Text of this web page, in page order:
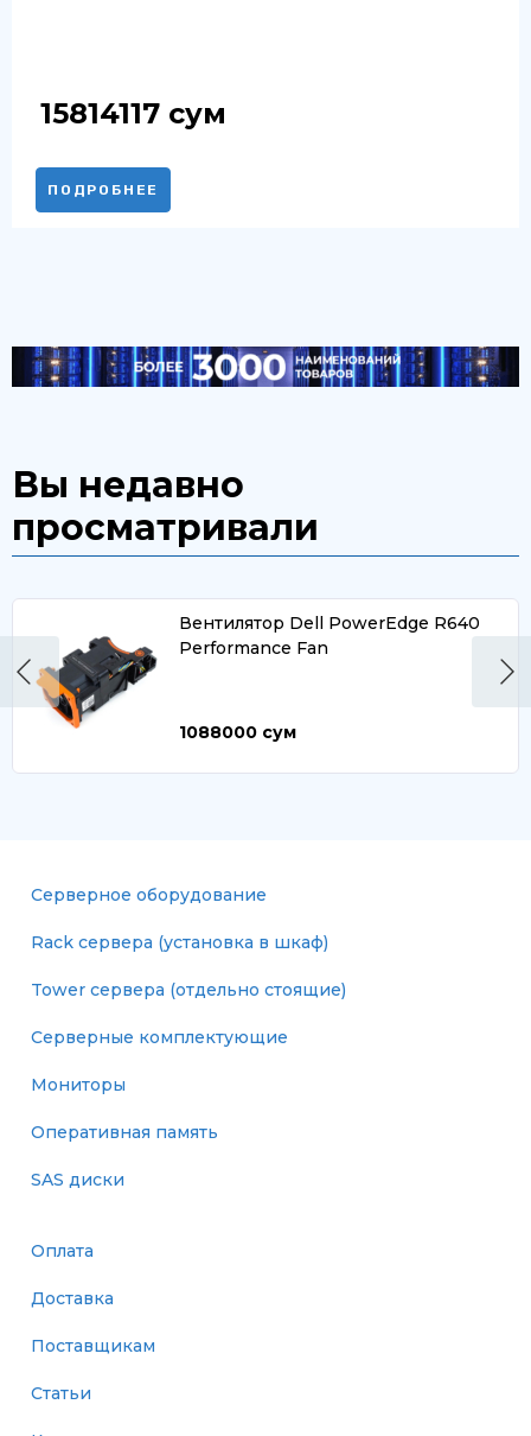
15814117 сум
ПОДРОБНЕЕ
Вы недавно
просматривали
Вентилятор Dell PowerEdge R640
Performance Fan
1088000 сум
Серверное оборудование
Rack сервера (установка в шкаф)
Tower сервера (отдельно стоящие)
Серверные комплектующие
Мониторы
Оперативная память
SAS диски
Оплата
Доставка
Поставщикам
Статьи